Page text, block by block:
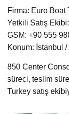
Firma: Euro Boat
Yetkili Satış
GSM: +90 555
Konum: İstanbul
850 Center
süreci, teslim
Turkey satış